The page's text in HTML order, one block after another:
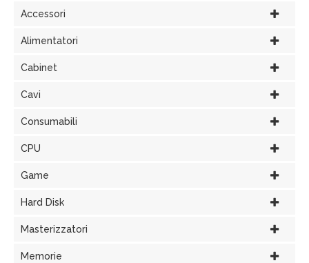
Accessori
Alimentatori
Cabinet
Cavi
Consumabili
CPU
Game
Hard Disk
Masterizzatori
Memorie